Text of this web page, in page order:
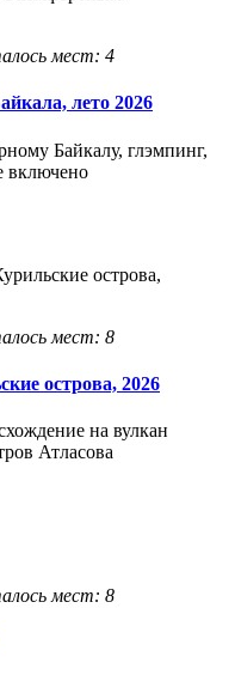
мест: 4
лето 2026
Байкалу, глэмпинг,
включено
мест: 8
острова, 2026
на вулкан
Атласова
мест: 8